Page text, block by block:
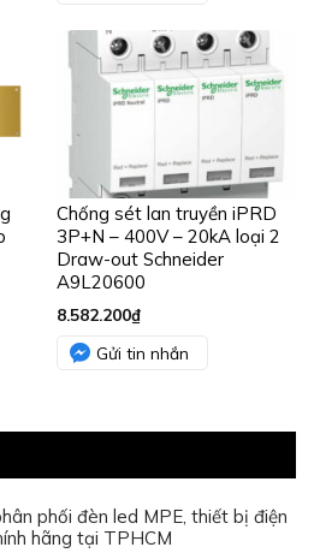
Chống sét lan truyền iPRD
3P+N – 400V – 20kA loại 2
Draw-out Schneider
A9L20600
8.582.200₫
Gửi tin nhắn
phối đèn led MPE, thiết bị điện
hãng tại TPHCM